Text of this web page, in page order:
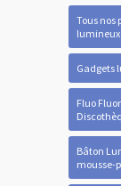
Tous nos
lumineux
Gadgets
Fluo
Bâton
mousse-